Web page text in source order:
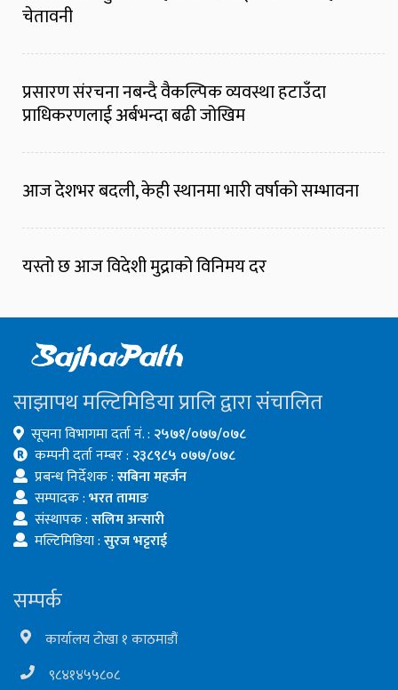
चेतावनी
प्रसारण संरचना नबन्दै वैकल्पिक व्यवस्था हटाउँदा
प्राधिकरणलाई अर्बभन्दा बढी जोखिम
आज देशभर बदली, केही स्थानमा भारी वर्षाको सम्भावना
यस्तो छ आज विदेशी मुद्राको विनिमय दर
साझापथ मल्टिमिडिया प्रालि द्वारा संचालित
सूचना विभागमा दर्ता नं. : २५७१/०७७/०७८
कम्पनी दर्ता नम्बर : २३८९८५ ०७७/०७८
प्रबन्ध निर्देशक :सबिना महर्जन
सम्पादक :भरत तामाङ
संस्थापक :सलिम अन्सारी
मल्टिमिडिया :सुरज भट्टराई
सम्पर्क
कार्यालय टोखा १ काठमाडौं
९८४१४५५८०८